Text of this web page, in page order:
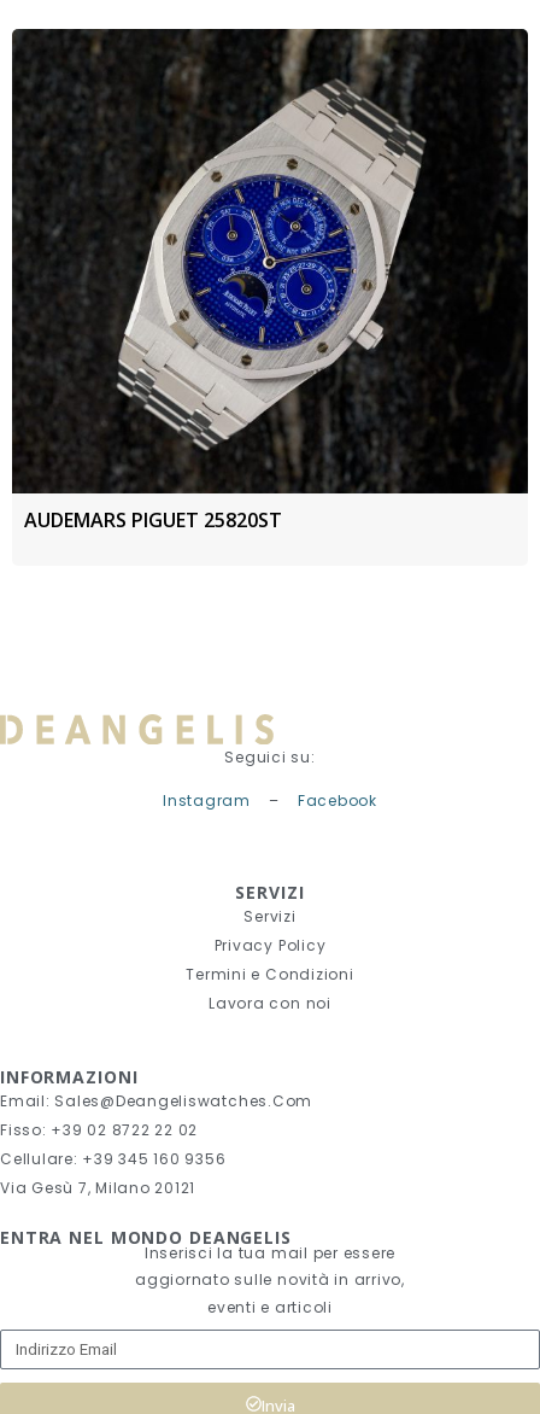
AUDEMARS PIGUET 25820ST
Seguici su:
Instagram – Facebook
SERVIZI
Servizi
Privacy Policy
Termini e Condizioni
Lavora con noi
INFORMAZIONI
Email: Sales@deangeliswatches.com
Fisso: +39 02 8722 22 02
Cellulare: +39 345 160 9356
Via Gesù 7, Milano 20121
ENTRA NEL MONDO DEANGELIS
Inserisci la tua mail per essere
aggiornato sulle novità in arrivo,
eventi e articoli
Invia